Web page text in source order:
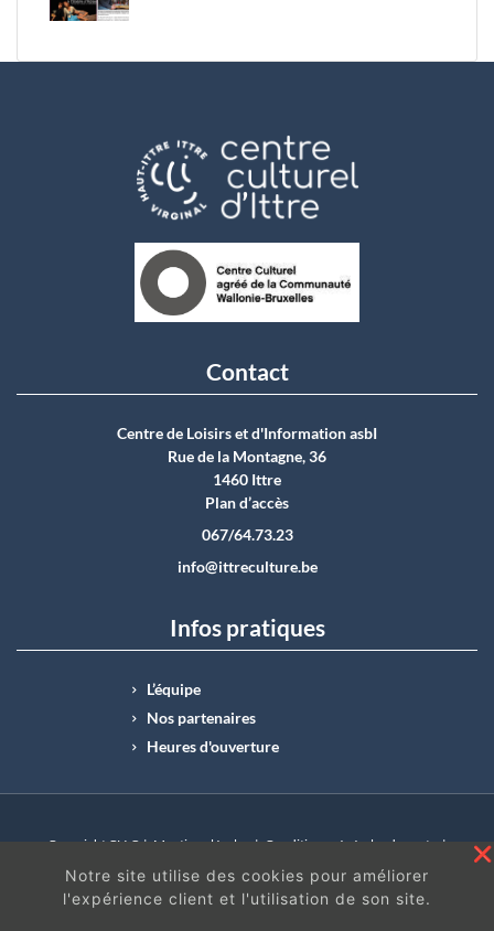
Contact
Centre de Loisirs et d'Information asbI
Rue de la Montagne, 36
1460 Ittre
Plan d’accès
067/64.73.23
info@ittreculture.be
Infos pratiques
L’équipe
Nos partenaires
Heures d'ouverture
Copyright CLI © | Mentions légales | Conditions générales de vente |
N°Entreprise : BE0414.742.009 |
BE50 0012 6285 4518
Notre site utilise des cookies pour améliorer
l'expérience client et l'utilisation de son site.